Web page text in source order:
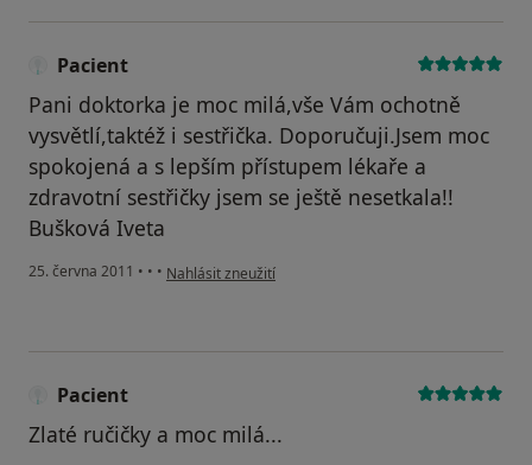
Pacient
Pani doktorka je moc milá,vše Vám ochotně
vysvětlí,taktéž i sestřička. Doporučuji.Jsem moc
spokojená a s lepším přístupem lékaře a
zdravotní sestřičky jsem se ještě nesetkala!!
Bušková Iveta
25. června 2011 • • • podle názoru uživatele Pacient
Nahlásit zneužití
Pacient
Zlaté ručičky a moc milá...